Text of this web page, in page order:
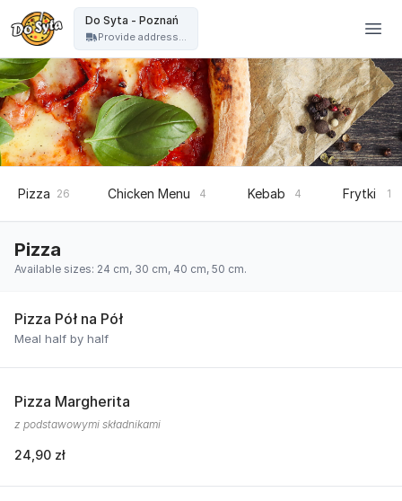
Do Syta - Poznań
Provide address...
Pizza 26 Chicken Menu 4 Kebab 4 Frytki 1
Pizza
Available sizes: 24 cm, 30 cm, 40 cm, 50 cm.
Pizza Pół na Pół
Meal half by half
Pizza Margherita
z podstawowymi składnikami
24,90 zł